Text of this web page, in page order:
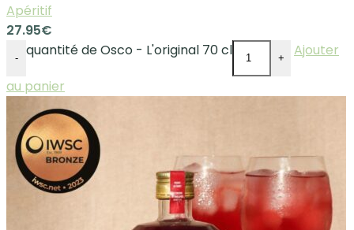
Apéritif
27.95€
- quantité de Osco - L'original 70 cl +
Ajouter
au panier